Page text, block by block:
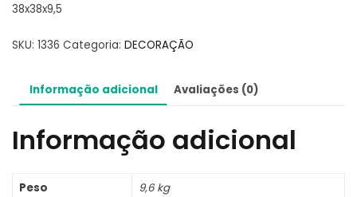
38x38x9,5
SKU: 1336 Categoria: DECORAÇÃO
Informação adicional Avaliações (0)
Informação adicional
Peso
9,6 kg